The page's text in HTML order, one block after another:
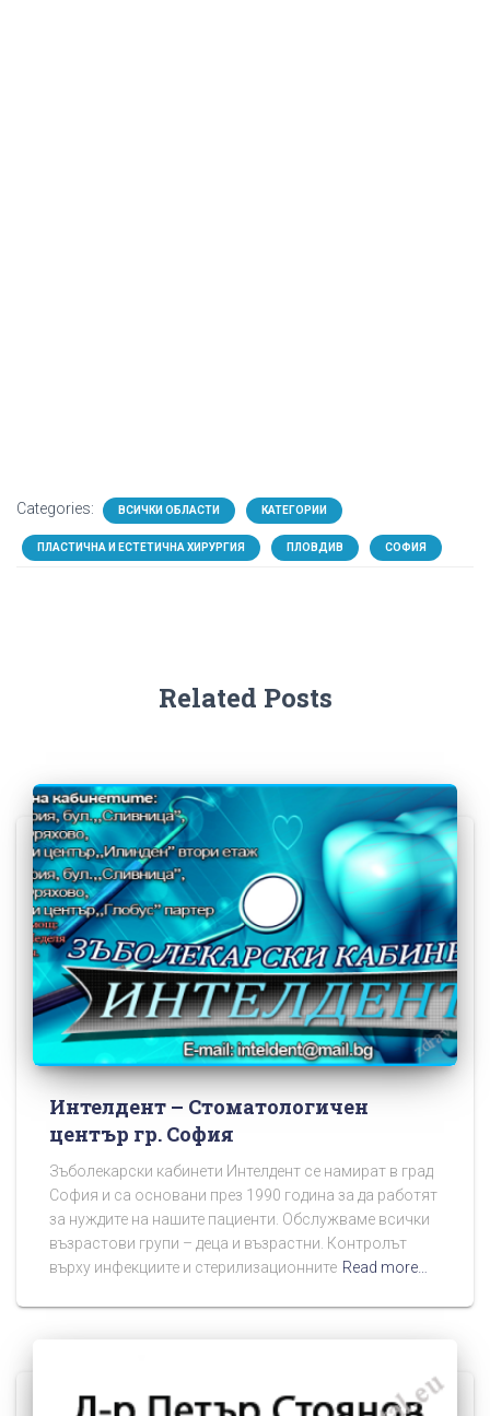
Categories: ВСИЧКИ ОБЛАСТИ КАТЕГОРИИ
ПЛАСТИЧНА И ЕСТЕТИЧНА ХИРУРГИЯ ПЛОВДИВ СОФИЯ
Related Posts
Интелдент – Стоматологичен
център гр. София
Зъболекарски кабинети Интелдент се намират в град
София и са основани през 1990 година за да работят
за нуждите на нашите пациенти. Обслужваме всички
възрастови групи – деца и възрастни. Контролът
върху инфекциите и стерилизационните Read more…